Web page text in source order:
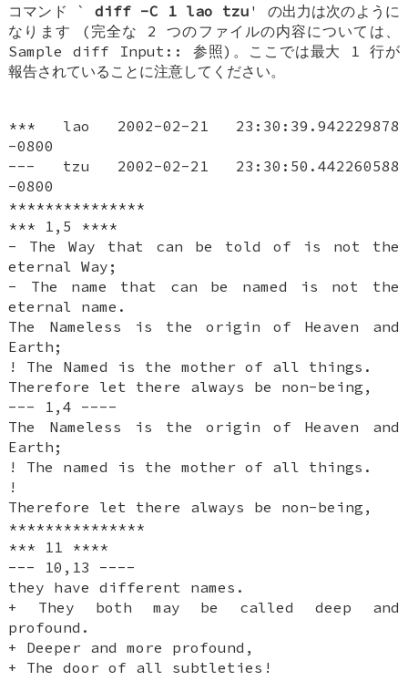
コマンド ` diff -C 1 lao tzu ' の出力は次のように
なります (完全な 2 つのファイルの内容については、
Sample diff Input:: 参照)。ここでは最大 1 行が
報告されていることに注意してください。
*** lao 2002-02-21 23:30:39.942229878
-0800
--- tzu 2002-02-21 23:30:50.442260588
-0800
***************
*** 1,5 ****
- The Way that can be told of is not the
eternal Way;
- The name that can be named is not the
eternal name.
The Nameless is the origin of Heaven and
Earth;
! The Named is the mother of all things.
Therefore let there always be non-being,
--- 1,4 ----
The Nameless is the origin of Heaven and
Earth;
! The named is the mother of all things.
!
Therefore let there always be non-being,
***************
*** 11 ****
--- 10,13 ----
they have different names.
+ They both may be called deep and
profound.
+ Deeper and more profound,
+ The door of all subtleties!